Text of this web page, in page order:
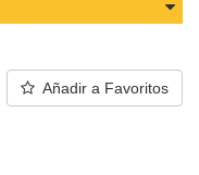
Añadir a Favoritos